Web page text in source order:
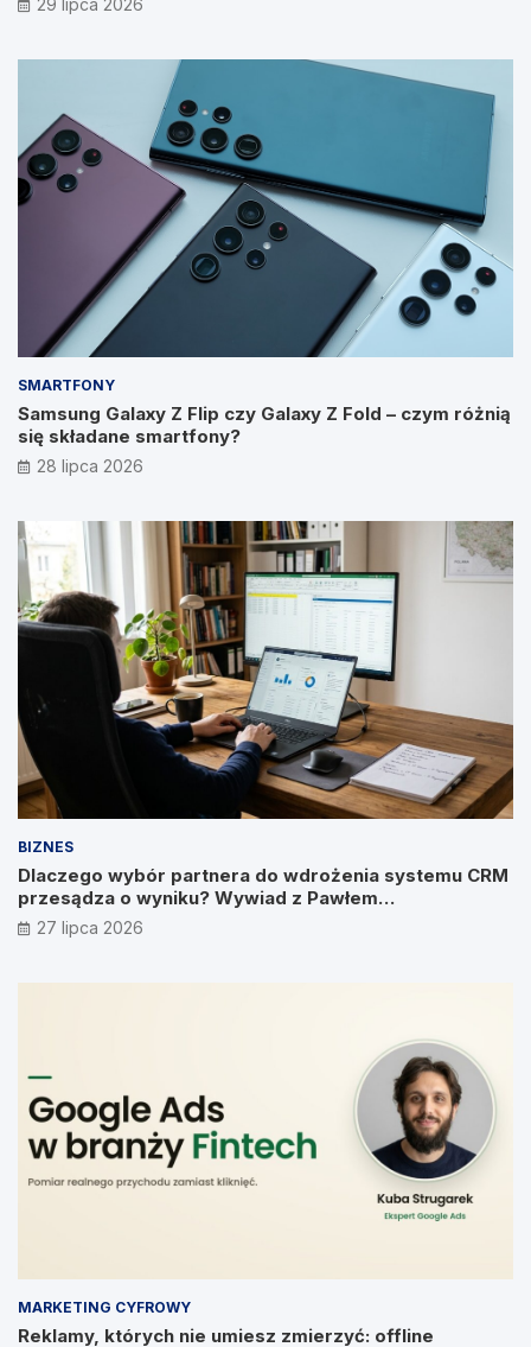
29 lipca 2026
SMARTFONY
Samsung Galaxy Z Flip czy Galaxy Z Fold – czym różnią
się składane smartfony?
28 lipca 2026
BIZNES
Dlaczego wybór partnera do wdrożenia systemu CRM
przesądza o wyniku? Wywiad z Pawłem
Prymakowskim, CEO IT Vision
27 lipca 2026
MARKETING CYFROWY
Reklamy, których nie umiesz zmierzyć: offline